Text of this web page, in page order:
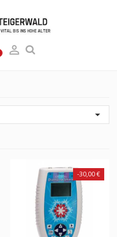


-30,00 €